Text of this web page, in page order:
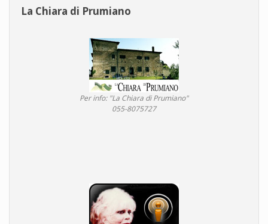
La Chiara di Prumiano
Per info: "La Chiara di Prumiano"
055-8075727